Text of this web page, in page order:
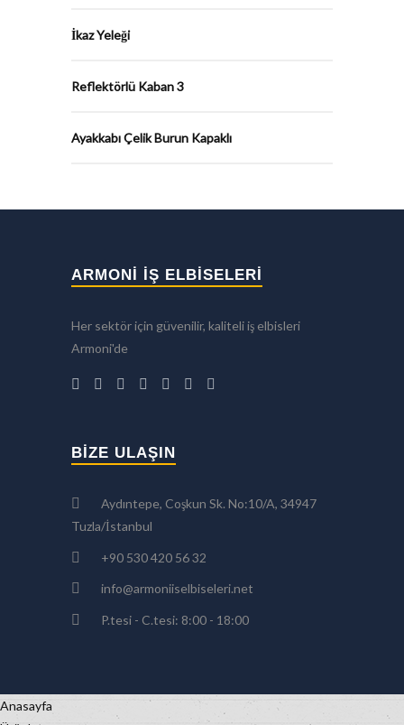
İkaz Yeleği
Reflektörlü Kaban 3
Ayakkabı Çelik Burun Kapaklı
ARMONİ İŞ ELBİSELERİ
Her sektör için güvenilir, kaliteli iş elbisleri
Armoni'de
BIZE ULAŞIN
Aydıntepe, Coşkun Sk. No:10/A, 34947
Tuzla/İstanbul
+90 530 420 56 32
info@armoniiselbiseleri.net
P.tesi - C.tesi: 8:00 - 18:00
Anasayfa